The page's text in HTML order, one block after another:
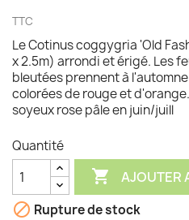
TTC
Le Cotinus coggygria 'Old
x 2.5m) arrondi et érigé. Les
bleutées prennent à
colorées de rouge et
soyeux rose pâle en juin/juill
Quantité
 AJOUTER
 Rupture de stock